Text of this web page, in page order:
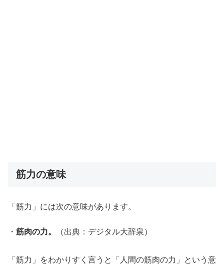
筋力の意味
「筋力」には次の意味があります。
・ 筋肉の力。 （出典：デジタル大辞泉）
「筋力」をわかりすく言うと「人間の筋肉の力」という意